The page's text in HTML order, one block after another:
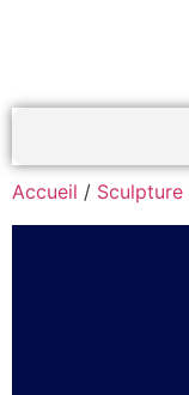
Accueil / Sculpture